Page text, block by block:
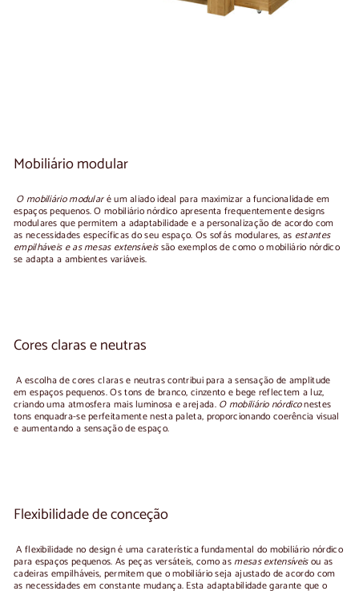
Mobiliário modular
O mobiliário modularé um aliado ideal para maximizar a funcionalidade em
espaços pequenos. O mobiliário nórdico apresenta frequentemente designs
modulares que permitem a adaptabilidade e a personalização de acordo com
as necessidades específicas do seu espaço. Os sofás modulares, as estantes
empilháveis e as mesas extensíveissão exemplos de como o mobiliário nórdico
se adapta a ambientes variáveis.
Cores claras e neutras
A escolha de cores claras e neutras contribui para a sensação de amplitude
em espaços pequenos. Os tons de branco, cinzento e bege reflectem a luz,
criando uma atmosfera mais luminosa e arejada. O mobiliário nórdiconestes
tons enquadra-se perfeitamente nesta paleta, proporcionando coerência visual
e aumentando a sensação de espaço.
Flexibilidade de conceção
A flexibilidade no design é uma caraterística fundamental do mobiliário nórdico
para espaços pequenos. As peças versáteis, como asmesas extensíveisou as
cadeiras empilháveis, permitem que o mobiliário seja ajustado de acordo com
as necessidades em constante mudança. Esta adaptabilidade garante que o